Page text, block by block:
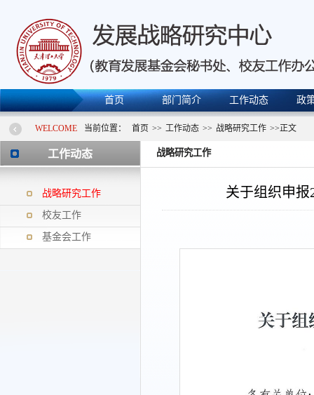
首页 部门简介 工作动态 政
WELCOME 当前位置： 首页 >> 工作动态 >> 战略研究工作 >>正文
工作动态
战略研究工作
校友工作
基金会工作
战略研究工作
关于组织申